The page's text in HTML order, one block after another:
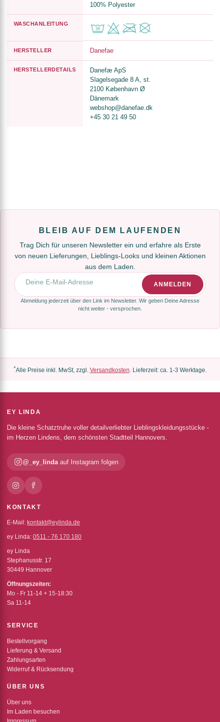
100% Polyester
WASCHANLEITUNG
HERSTELLER Danefae
HERSTELLERDETAILS
Danefæ ApS
Slagelsegade 8 A, st.
2100 København Ø
Dänemark
webshop@danefae.dk
+45 30 21 49 50
BLEIB AUF DEM LAUFENDEN
Trag Dich für unseren Newsletter ein und erfahre als Erste
von neuen Lieferungen, Lieblings-Looks und kleinen Aktionen
aus dem Laden.
E-Mail-Adresse
ANMELDEN
Abmeldung jederzeit über den Link im Newsletter. Wir geben Deine Adresse
nicht weiter - versprochen.
*Alle Preise inkl. MwSt, zzgl. Versandkosten. Lieferzeit: ca. 1-3 Werktage.
EY LINDA
Die kleine Schatztruhe voller detailverliebter Lieblingskleidungsstücke -
im Herzen Lindens, dem schönsten Stadtteil Hannovers.
@_ey_linda auf Instagram folgen
KONTAKT
E-Mail: kontakt@eylinda.de
ey Linda: 0511 - 76 170 180
ey Linda
Stephanusstr. 17
30449 Hannover
Öffnungszeiten:
Mo - Fr 11-14 + 15-18:30
Sa 11-14
SERVICE
Bestellvorgang
Lieferung & Versand
Zahlungsarten
Widerruf & Rücksendung
ÜBER UNS
Über uns
Im Laden besuchen